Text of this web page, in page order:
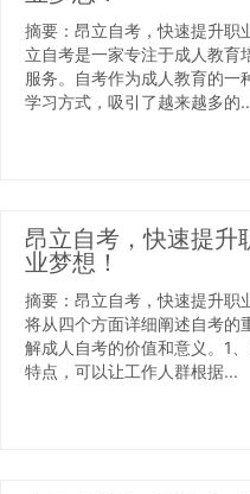
摘要：昂立自考，快速提升职
立自考是一家专注于成人教育
服务。自考作为成人教育的一
学习方式，吸引了越来越多的
昂立自考，快速提升
业梦想！
摘要：昂立自考，快速提升职
将从四个方面详细阐述自考的
解成人自考的价值和意义。1
特点，可以让工作人群根据...